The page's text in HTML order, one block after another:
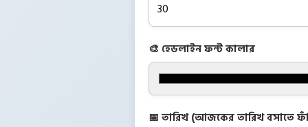
🎨 হেডলাইন ফন্ট কালার
📅 তারিখ (আজকের তারিখ বসাতে